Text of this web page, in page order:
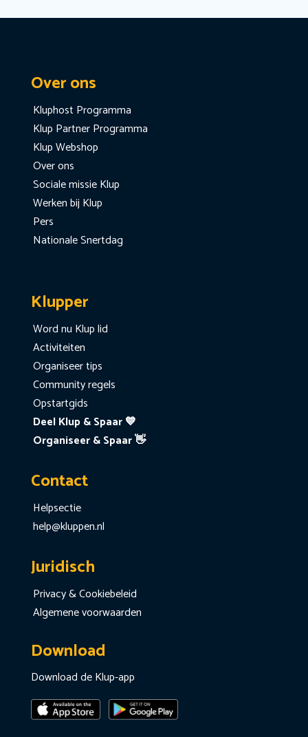
Over ons
Kluphost Programma
Klup Partner Programma
Klup Webshop
Over ons
Sociale missie Klup
Werken bij Klup
Pers
Nationale Snertdag
Klupper
Word nu Klup lid
Activiteiten
Organiseer tips
Community regels
Opstartgids
Deel Klup & Spaar 💙
Organiseer & Spaar 👋
Contact
Helpsectie
help@kluppen.nl
Juridisch
Privacy & Cookiebeleid
Algemene voorwaarden
Download
Download de Klup-app